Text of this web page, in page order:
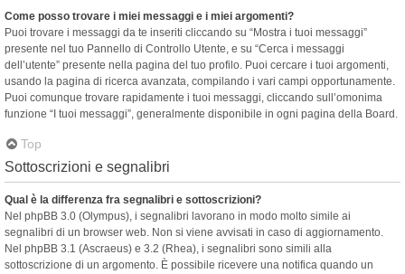
Come posso trovare i miei messaggi e i miei argomenti?
Puoi trovare i messaggi da te inseriti cliccando su “Mostra i tuoi messaggi”
presente nel tuo Pannello di Controllo Utente, e su “Cerca i messaggi
dell’utente” presente nella pagina del tuo profilo. Puoi cercare i tuoi argomenti,
usando la pagina di ricerca avanzata, compilando i vari campi opportunamente.
Puoi comunque trovare rapidamente i tuoi messaggi, cliccando sull’omonima
funzione “I tuoi messaggi”, generalmente disponibile in ogni pagina della Board.
Top
Sottoscrizioni e segnalibri
Qual è la differenza fra segnalibri e sottoscrizioni?
Nel phpBB 3.0 (Olympus), i segnalibri lavorano in modo molto simile ai
segnalibri di un browser web. Non si viene avvisati in caso di aggiornamento.
Nel phpBB 3.1 (Ascraeus) e 3.2 (Rhea), i segnalibri sono simili alla
sottoscrizione di un argomento. È possibile ricevere una notifica quando un